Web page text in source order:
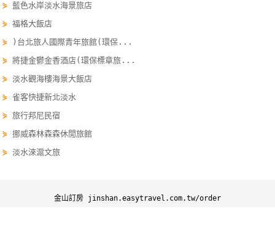
理
會
員
帳
戶
客
服
⋟藍色水岸淡水海景旅店
⋟福格大飯店
⋟
)台北旅人國際青年旅館(環保...
⋟將捷金鬱金香酒店(環保標章旅...
⋟淡水觀海樓海景大飯店
⋟雀客快捷新北淡水
⋟旅行邦尼民宿
⋟挪威森林森森休閒旅館
⋟淡水淶滬文旅
金山訂房 jinshan.easytravel.com.tw/order